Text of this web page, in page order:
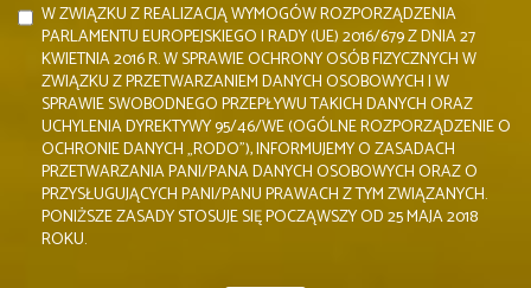
W ZWIĄZKU Z REALIZACJĄ WYMOGÓW ROZPORZĄDZENIA
PARLAMENTU EUROPEJSKIEGO I RADY (UE) 2016/679 Z DNIA 27
KWIETNIA 2016 R. W SPRAWIE OCHRONY OSÓB FIZYCZNYCH W
ZWIĄZKU Z PRZETWARZANIEM DANYCH OSOBOWYCH I W
SPRAWIE SWOBODNEGO PRZEPŁYWU TAKICH DANYCH ORAZ
UCHYLENIA DYREKTYWY 95/46/WE (OGÓLNE ROZPORZĄDZENIE O
OCHRONIE DANYCH „RODO”), INFORMUJEMY O ZASADACH
PRZETWARZANIA PANI/PANA DANYCH OSOBOWYCH ORAZ O
PRZYSŁUGUJĄCYCH PANI/PANU PRAWACH Z TYM ZWIĄZANYCH.
PONIŻSZE ZASADY STOSUJE SIĘ POCZĄWSZY OD 25 MAJA 2018
ROKU.